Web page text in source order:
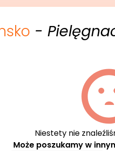
-
Niestety nie
Może poszukamy w